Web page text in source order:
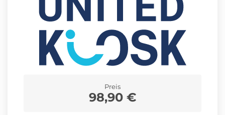
Sprachlern App Abo Streaming Abo
Süßigkeiten Abo Zeitschriften Abo
News
Preis
98,90 €